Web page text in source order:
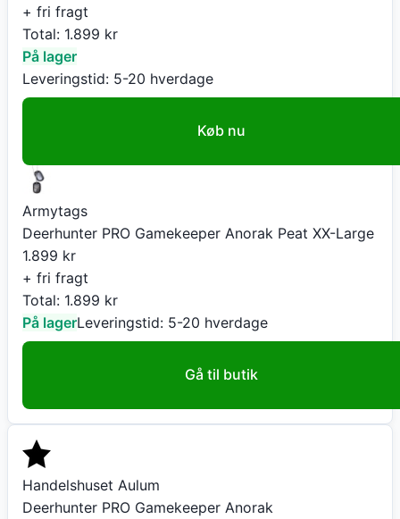
+ fri fragt
Total: 1.899 kr
På lager
Leveringstid: 5-20 hverdage
Køb nu
Armytags
Deerhunter PRO Gamekeeper Anorak Peat XX-Large
1.899 kr
+ fri fragt
Total: 1.899 kr
På lagerLeveringstid: 5-20 hverdage
Gå til butik
Handelshuset Aulum
Deerhunter PRO Gamekeeper Anorak